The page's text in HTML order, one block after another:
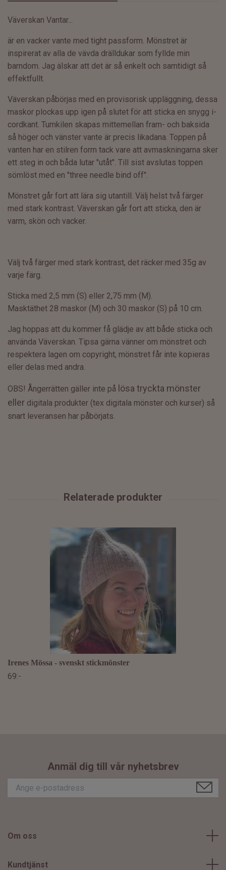
Väverskan Vantar...
är en vacker vante med tight passform. Mönstret är
inspirerat av alla de vävda drälldukar som fyllde min
barndom. Jag älskar att det är så enkelt och samtidigt så
effektfullt.
Väverskan påbörjas med en provisorisk uppläggning, dessa
maskor plockas upp igen på slutet för att sticka en snygg i-
cordkant. Tumkilen skapas mittemellan fram- och baksida
så höger och vänster vante är precis likadana. Toppen på
vanten har en stilren form tack vare att avmaskningarna sker
ett steg in och båda lutar "utåt". Till sist avslutas toppen
sömlöst med en "three needle bind off".
Mönstret går fort att lära sig utantill. Välj helst två färger
med stark kontrast. Väverskan går fort att sticka, den är
varm, skön och vacker.
Välj två färger med stark kontrast, det räcker med 35g av
varje färg.
Sticka med 2,5 mm (S) eller 2,75 mm (M).
Masktäthet 28 maskor (M) och 30 maskor (S) på 10 cm.
Jag hoppas att du kommer få glädje av att både sticka och
använda Väverskan. Tipsa gärna vänner om mönstret och
respektera lagen om copyright, mönstret får inte kopieras
eller delas med andra.
OBS! Ångerrätten gäller inte på lösa tryckta mönster
eller digitala produkter (tex digitala mönster och kurser) så
snart leveransen har påbörjats.
Irenes Mössa - svenskt stickmönster
69:-
Anmäl dig till vår nyhetsbrev
Om oss
Kundtjänst